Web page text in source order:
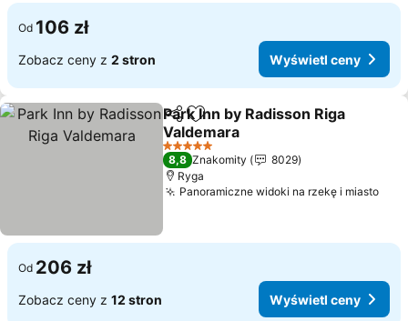
Od 106 zł
Zobacz ceny z 2 stron Wyświetl ceny
Udostępnij
Dodaj do ulubionych
Park Inn by Radisson Riga
Valdemara
5 Kategoria
8,8 Znakomity
8029
Ryga
Panoramiczne widoki na rzekę i miasto
Od 206 zł
Zobacz ceny z 12 stron Wyświetl ceny